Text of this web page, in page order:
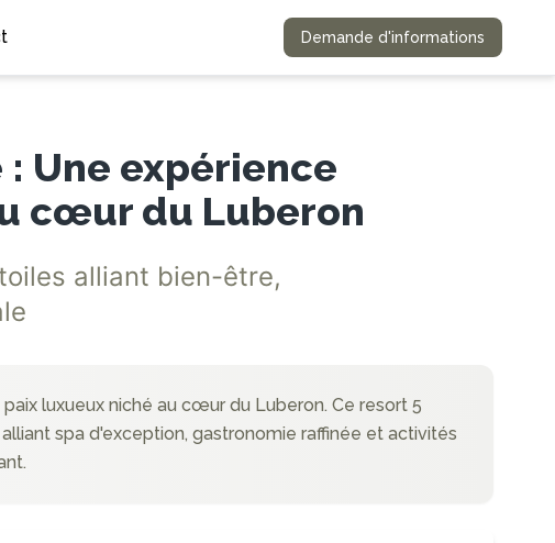
Demande d'informations
Une expérience
cœur du Luberon
alliant bien-être,
luxueux niché au cœur du Luberon. Ce resort 5
spa d'exception, gastronomie raffinée et activités